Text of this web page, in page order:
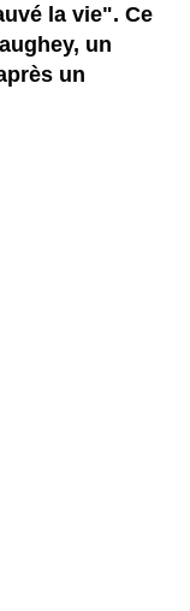
la vie". Ce
un
un